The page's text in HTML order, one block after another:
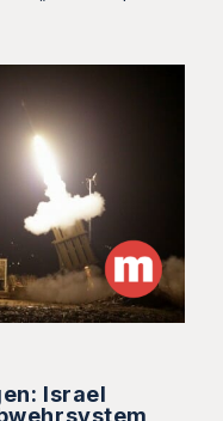
Israel